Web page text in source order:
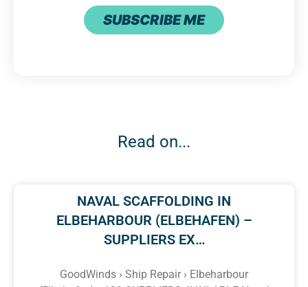
SUBSCRIBE ME
Read on...
NAVAL SCAFFOLDING IN
ELBEHARBOUR (ELBEHAFEN) –
SUPPLIERS EX…
GoodWinds › Ship Repair › Elbeharbour